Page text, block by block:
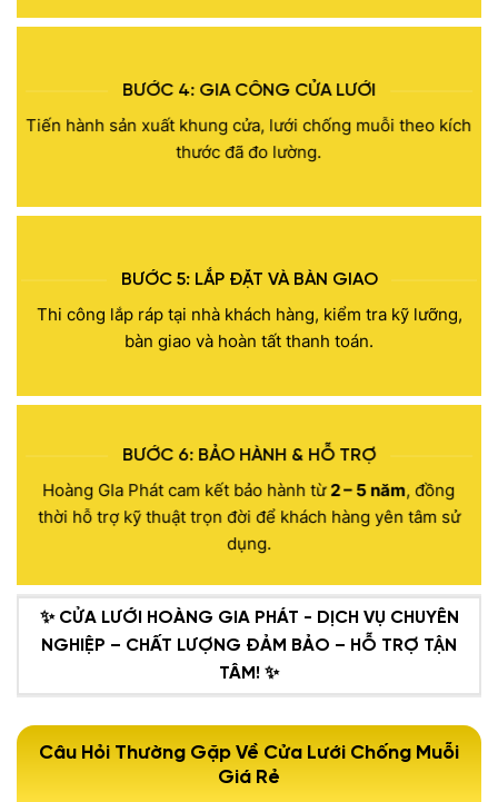
BƯỚC 4: GIA CÔNG CỬA LƯỚI
Tiến hành sản xuất khung cửa, lưới chống muỗi theo kích
thước đã đo lường.
KHÁCH
Thi công lắp ráp cửa chống muỗi tại nhà khách hàng,
kiểm tra kỹ lưỡng và bàn giao cho khách hàng, sau đó
BƯỚC 5: LẮP ĐẶT VÀ BÀN GIAO
Thi công lắp ráp tại nhà khách hàng, kiểm tra kỹ lưỡng,
bàn giao và hoàn tất thanh toán.
BƯỚC 6: BẢO HÀNH & HỖ TRỢ
Hoàng GIa Phát cam kết bảo hành từ 2 – 5 năm, đồng
thời hỗ trợ kỹ thuật trọn đời để khách hàng yên tâm sử
dụng.
✨ CỬA LƯỚI HOÀNG GIA PHÁT - DỊCH VỤ CHUYÊN
NGHIỆP – CHẤT LƯỢNG ĐẢM BẢO – HỖ TRỢ TẬN
TÂM! ✨
Câu Hỏi Thường Gặp Về Cửa Lưới Chống Muỗi
Giá Rẻ